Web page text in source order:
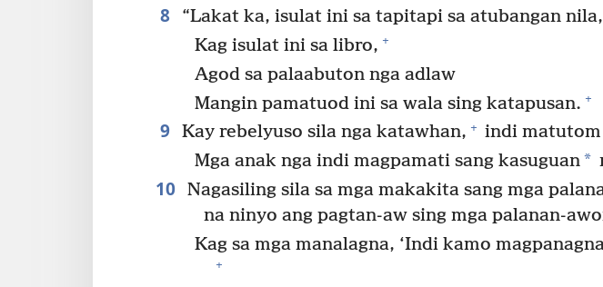
8
“Lakat ka, isulat ini sa tapitapi sa atubangan nila,
Kag isulat ini sa libro, +
Agod sa palaabuton nga adlaw
Mangin pamatuod ini sa wala sing katapusan. +
9 Kay rebelyuso sila nga katawhan, + indi matutom
Mga anak nga indi magpamati sang kasuguan*
10 Nagasiling sila sa mga makakita sang mga
na ninyo ang pagtan-aw sing mga palanan-
Kag sa mga manalagna, ‘Indi kamo
+